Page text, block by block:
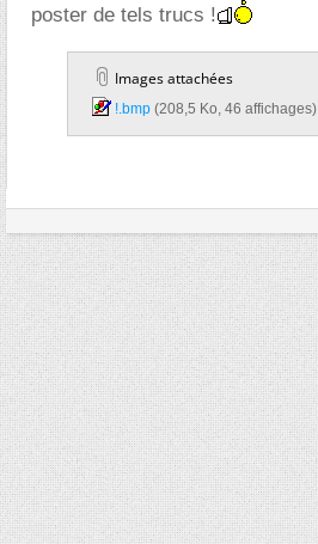
poster de tels trucs !
Images attachées
!.bmp‎ (208,5 Ko, 46 affichages)